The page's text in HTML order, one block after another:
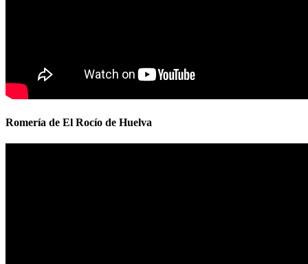
Romería de El Rocío de Huelva